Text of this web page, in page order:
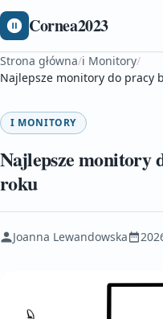
Cornea2023
Strona główna/i Monitory/
Najlepsze monitory do pracy
I MONITORY
Najlepsze monitory
roku
Joanna Lewandowska